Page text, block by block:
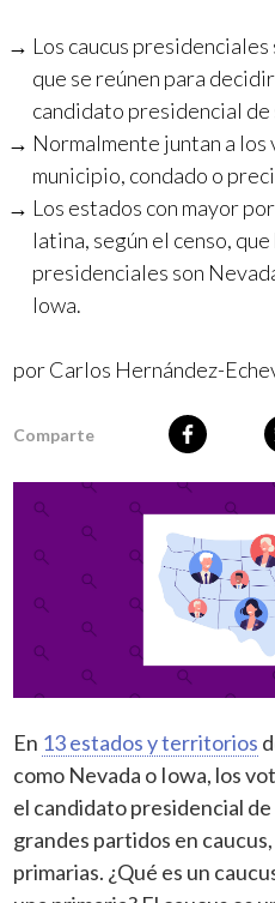
Los caucus
que se reúnen para
candidato presidencial de
Normalmente juntan a
municipio, condado o
Los estados con mayor
latina, según el censo, que
presidenciales son
Iowa.
por Carlos Hernández-
Comparte
En 13 estados y territorios
como Nevada o Iowa, los
el candidato presidencial de
grandes partidos en
primarias. ¿Qué es un